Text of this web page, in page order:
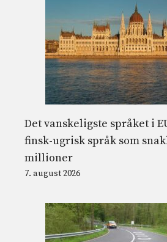
Det vanskeligste språket i
finsk-ugrisk språk som
millioner
7. august 2026